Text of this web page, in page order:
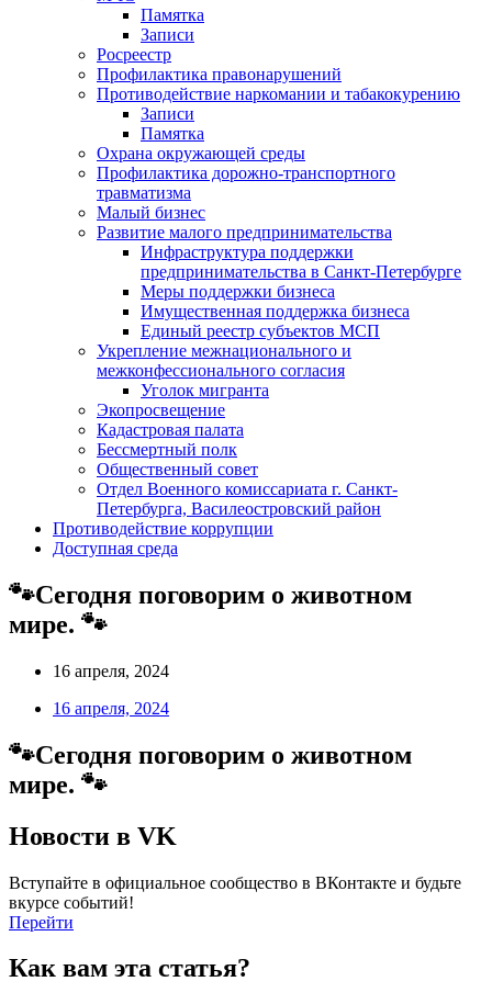
Памятка
Записи
Росреестр
Профилактика правонарушений
Противодействие наркомании и табакокурению
Записи
Памятка
Охрана окружающей среды
Профилактика дорожно-транспортного
травматизма
Малый бизнес
Развитие малого предпринимательства
Инфраструктура поддержки
предпринимательства в Санкт-Петербурге
Меры поддержки бизнеса
Имущественная поддержка бизнеса
Единый реестр субъектов МСП
Укрепление межнационального и
межконфессионального согласия
Уголок мигранта
Экопросвещение
Кадастровая палата
Бессмертный полк
Общественный совет
Отдел Военного комиссариата г. Санкт-
Петербурга, Василеостровский район
Противодействие коррупции
Доступная среда
🐾Сегодня поговорим о животном
мире. 🐾
16 апреля, 2024
16 апреля, 2024
🐾Сегодня поговорим о животном
мире. 🐾
Новости в VK
Вступайте в официальное сообщество в ВКонтакте и будьте
вкурсе событий!
Перейти
Как вам эта статья?